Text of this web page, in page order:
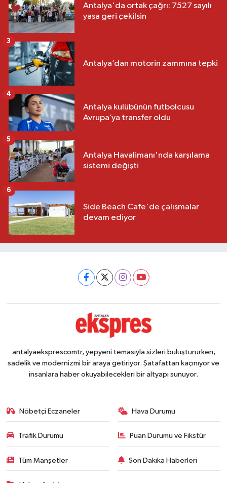
Antalya'da ortak çağrı: 7527 sayılı
yasa geri çekilsin
Antalya’dan motorin zammına tepki
3
Antalya kulübünün futbolcusu
Avrupa’ya transfer oldu
4
Antalya Havalimanı'nda karşılama
sistemi değişti
5
Side Beach Cafe'de çalışmalar
devam ediyor
6
antalyaeksprescomtr, yepyeni temasıyla sizleri buluştururken,
sadelik ve modernizmi bir araya getiriyor. Şatafattan kaçınıyor ve
insanlara haber okuyabilecekleri bir altyapı sunuyor.
Nöbetçi Eczaneler Hava Durumu
Trafik Durumu Puan Durumu ve Fikstür
Tüm Manşetler Son Dakika Haberleri